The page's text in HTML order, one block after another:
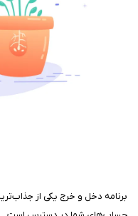
برنامه دخل و خرج یکی از